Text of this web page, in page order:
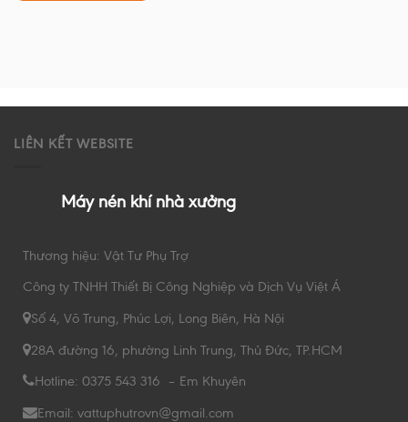
LIÊN KẾT WEBSITE
Máy nén khí nhà xưởng
Thương hiệu: Vật Tư Phụ Trợ
Công ty TNHH Thiết Bị Công Nghiệp và Dịch Vụ Việt Á
Số 4, Võ Trung, Phúc Lợi, Long Biên, Hà Nội
28A đường 16, phường Linh Trung, Thủ Đức, TP.HCM
Hotline: 0375 543 316 – Em Khuyên
Email: vattuphutrovn@gmail.com